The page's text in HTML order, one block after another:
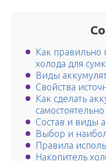
Как правильно
холода для
Виды
Свойства
Как сделать
самостоятельно
Состав и виды
Выбор и
Правила
Накопитель